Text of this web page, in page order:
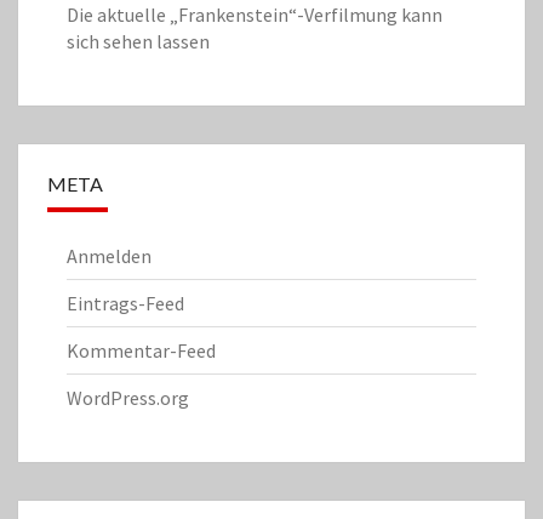
Die aktuelle „Frankenstein“-Verfilmung kann
sich sehen lassen
META
Anmelden
Eintrags-Feed
Kommentar-Feed
WordPress.org